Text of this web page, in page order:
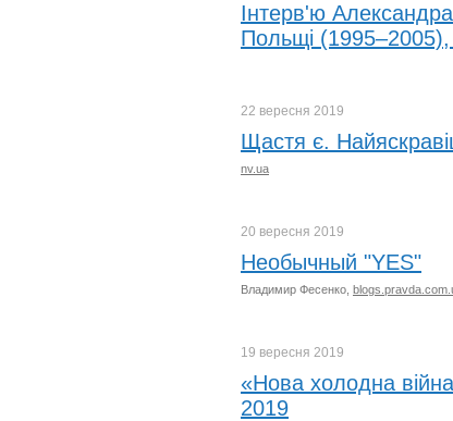
Інтерв'ю
Польщі
22 вересня 2019
Щастя є.
nv.ua
20 вересня 2019
Необычный "YES"
Владимир Фесенко,
19 вересня 2019
«Нова холодна
2019